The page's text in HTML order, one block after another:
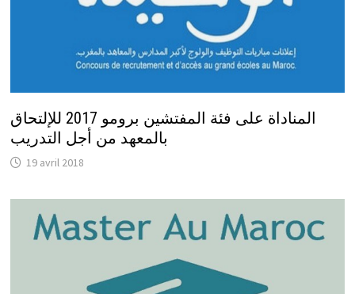
المناداة على فئة المفتشين برومو 2017 للإلتحاق
بالمعهد من أجل التدريب
19 avril 2018